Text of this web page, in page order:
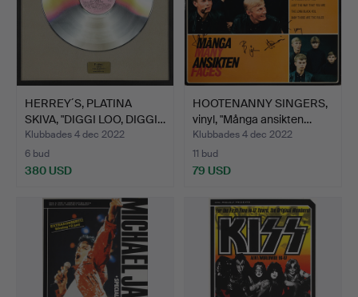
HERREY´S, PLATINA
SKIVA, "DIGGI LOO, DIGGI…
Klubbades 4 dec 2022
6 bud
380 USD
HOOTENANNY SINGERS,
vinyl, "Många ansikten…
Klubbades 4 dec 2022
11 bud
79 USD